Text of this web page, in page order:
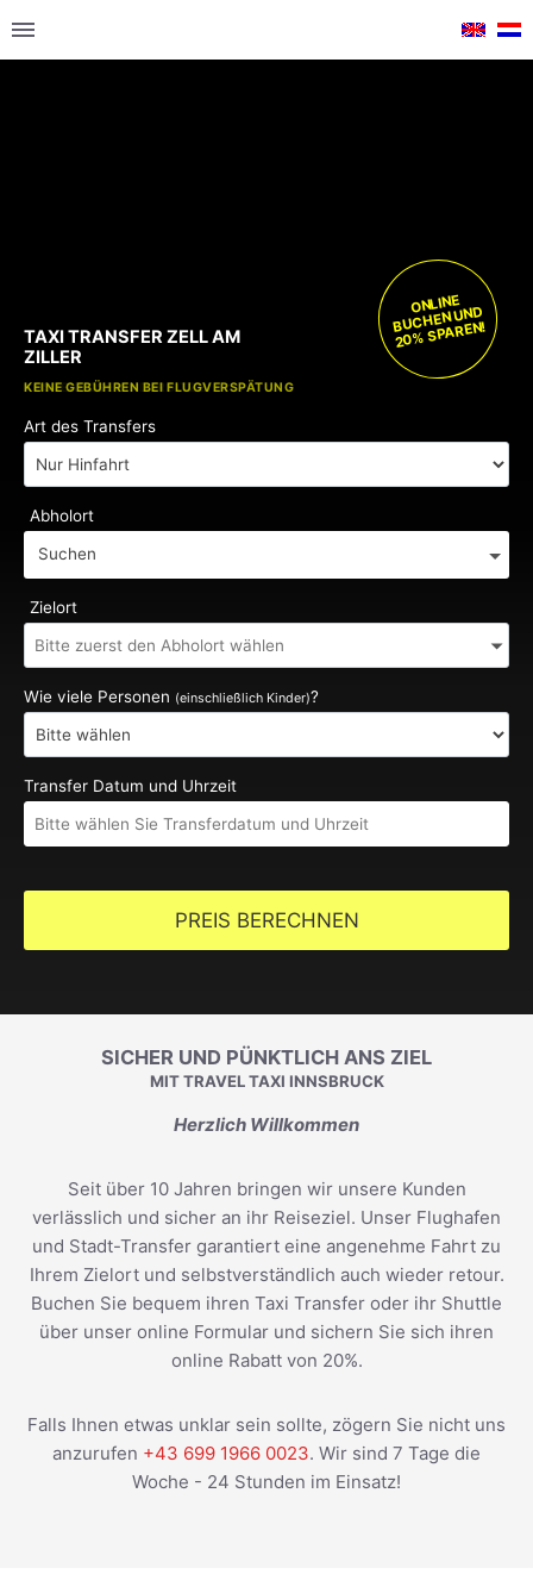
KOSTENLOSE KINDERSITZE
KEINE GEBÜHREN BEI FLUGVERSPÄTUNG
TAXI TRANSFER ZELL AM
ZILLER
ONLINE
BUCHEN UND
20% SPAREN!
Art des Transfers
Abholort
Suchen
Zielort
Wie viele Personen (einschließlich Kinder)?
Transfer Datum und Uhrzeit
PREIS BERECHNEN
SICHER UND PÜNKTLICH ANS ZIEL
MIT TRAVEL TAXI INNSBRUCK
Herzlich Willkommen
Seit über 10 Jahren bringen wir unsere Kunden
verlässlich und sicher an ihr Reiseziel. Unser Flughafen
und Stadt-Transfer garantiert eine angenehme Fahrt zu
Ihrem Zielort und selbstverständlich auch wieder retour.
Buchen Sie bequem ihren Taxi Transfer oder ihr Shuttle
über unser online Formular und sichern Sie sich ihren
online Rabatt von 20%.
Falls Ihnen etwas unklar sein sollte, zögern Sie nicht uns
anzurufen +43 699 1966 0023. Wir sind 7 Tage die
Woche - 24 Stunden im Einsatz!